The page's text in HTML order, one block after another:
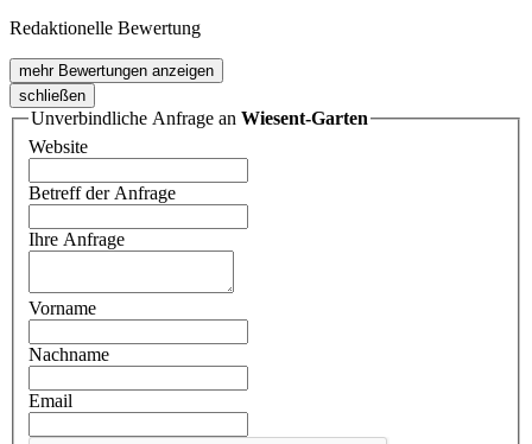
Redaktionelle Bewertung
mehr Bewertungen anzeigen
schließen
Unverbindliche Anfrage an Wiesent-Garten
Website
Betreff der Anfrage
Ihre Anfrage
Vorname
Nachname
Email